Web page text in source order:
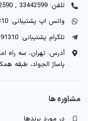
تلفن: 33442599 , 33442590-021
واتس اپ پشتیبانی: 09122391310
تلگرام پشتیبانی: 09372391310
آدرس: تهران، سه راه
پاساژ الجواد، طبقه همکف، پلاک 21، با
مشاوره ها